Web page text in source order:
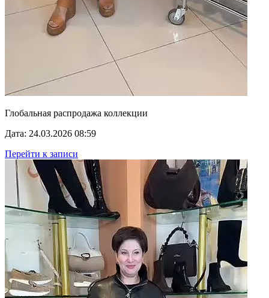
Глобальная распродажа коллекции
Дата: 24.03.2026 08:59
Перейти к записи